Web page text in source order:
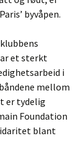
byvåpen.
et sterkt
i
mellom
er tydelig
Foundation
blant